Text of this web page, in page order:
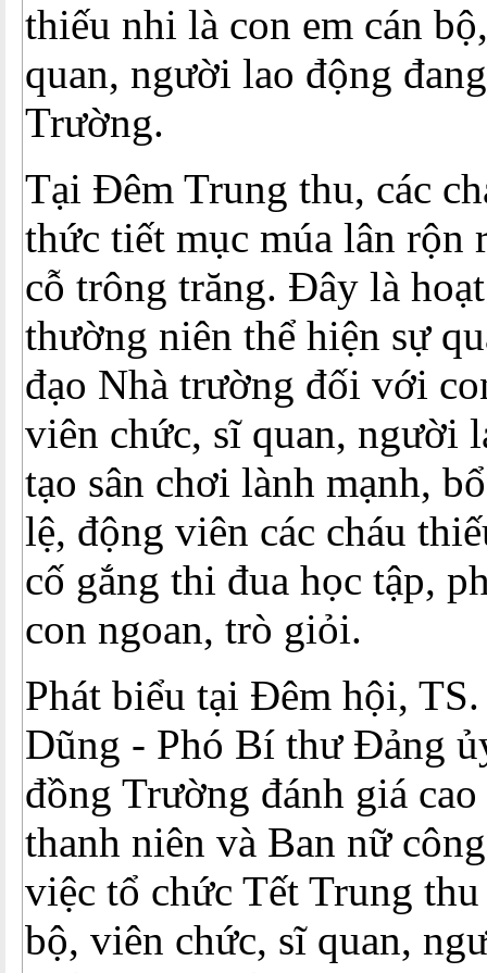
thiếu nhi là con em cán
quan, người lao động
Trường.
Tại Đêm Trung thu, các
thức tiết mục múa lân rộn
cỗ trông trăng. Đây là
thường niên thể hiện sự
đạo Nhà trường đối với
viên chức, sĩ quan, người
tạo sân chơi lành mạnh,
lệ, động viên các cháu
cố gắng thi đua học tập,
con ngoan, trò giỏi.
Phát biểu tại Đêm hội,
Dũng - Phó Bí thư Đảng
đồng Trường đánh giá
thanh niên và Ban nữ
việc tổ chức Tết Trung
bộ, viên chức, sĩ quan,